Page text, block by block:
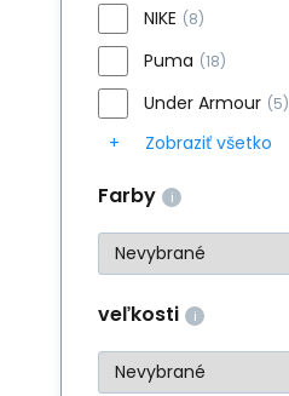
NIKE (8)
Puma (18)
Under Armour (5)
Zobraziť všetko
Farby
veľkosti